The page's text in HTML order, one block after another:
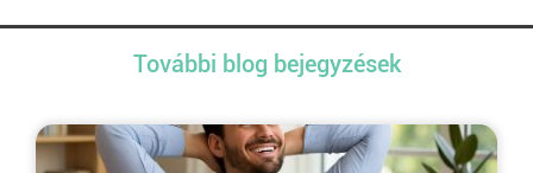
További blog bejegyzések